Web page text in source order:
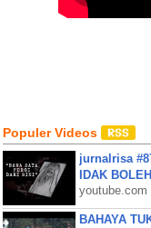
Populer Videos
jurnalrisa
IDAK
youtube.com
BAHAYA